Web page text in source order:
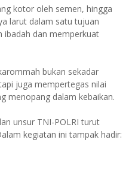
kotor oleh semen, hingga
larut dalam satu tujuan
ibadah dan memperkuat
bukan sekadar
juga mempertegas nilai
menopang dalam kebaikan.
unsur TNI-POLRI turut
kegiatan ini tampak hadir: